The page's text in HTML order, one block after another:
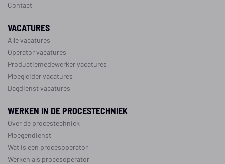
Contact
VACATURES
Alle vacatures
Operator vacatures
Productiemedewerker vacatures
Ploegleider vacatures
Dagdienst vacatures
WERKEN IN DE PROCESTECHNIEK
Over de procestechniek
Ploegendienst
Wat is een procesoperator
Werken als procesoperator